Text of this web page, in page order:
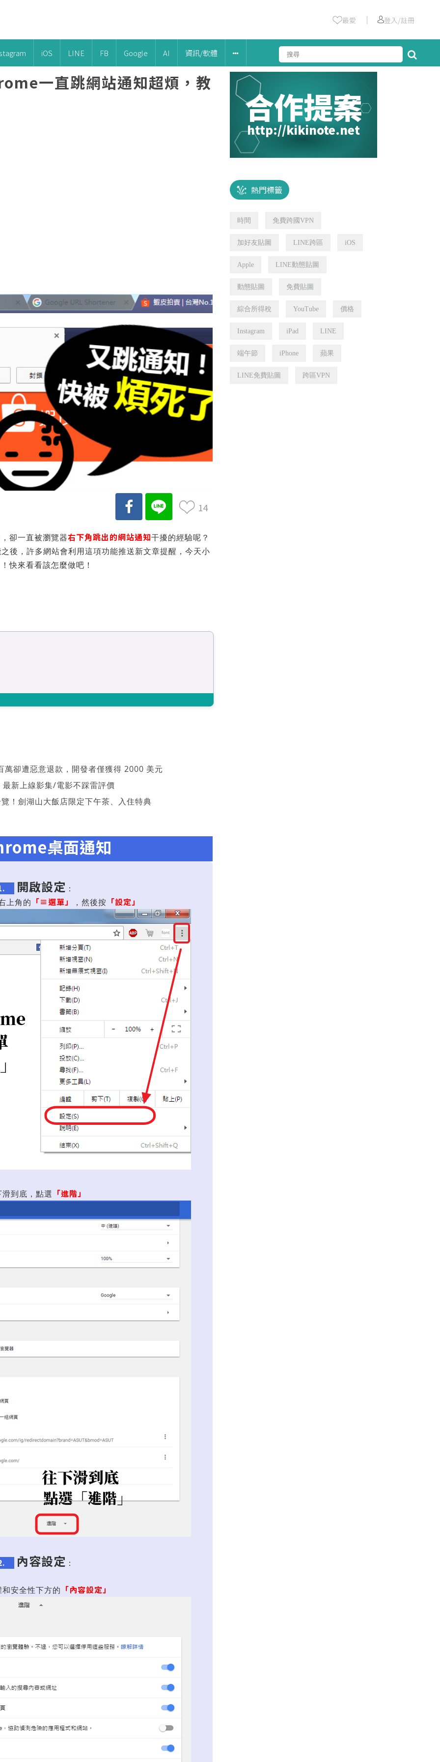
最愛 ｜ 登入/註冊
iOS LINE FB Google AI 資訊/軟體
合作提案
http://kikinote.net
熱門標籤
時間 免費跨國VPN
加好友貼圖 LINE跨區 iOS
Apple LINE動態貼圖
動態貼圖 免費貼圖
綜合所得稅 YouTube 價格
Instagram iPad LINE
端午節 iPhone 蘋果
LINE免費貼圖 跨區VPN
一直跳網站通知超煩，教
14
卻一直被瀏覽器右下角跳出的網站通知干擾的經驗呢？
後，許多網站會利用這項功能推送新文章提醒，今天小
快來看看該怎麼做吧！
卻遭惡意退款，開發者僅獲得 2000 美元
新上線影集/電影不踩雷評價
！劍湖山大飯店限定下午茶、入住特典
桌面通知
開啟設定 ：
上角的 「≡選單」 ，然後按 「設定」
到底，點選 「進階」
內容設定 ：
安全性下方的 「內容設定」